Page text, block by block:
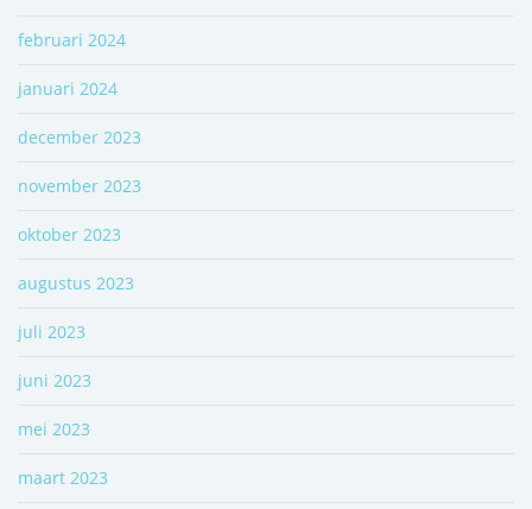
februari 2024
januari 2024
december 2023
november 2023
oktober 2023
augustus 2023
juli 2023
juni 2023
mei 2023
maart 2023